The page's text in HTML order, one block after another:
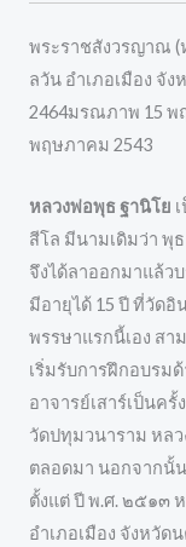
พระราชสังวรญาณ (
ลวัน อำเภอเมือง จั
2464มรณภาพ 15 พ
พฤษภาคม 2543
หลวงพ่อพุธ ฐานิโย
สีโล มีนามเดิมว่า พุ
จึงได้ลาออกมาแล้ว
มีอายุได้ 15 ปี ที่วัด
พรรษาแรกนี้เอง ส
เริ่มรับการฝึกอบรม
อาจารย์เสาร์เป็นค
วัดปทุมวนาราม หล
ตลอดมา นอกจากนั้
ตั้งแต่ ปี พ.ศ. ๒๕๑๓
อำเภอเมือง จังหวัด